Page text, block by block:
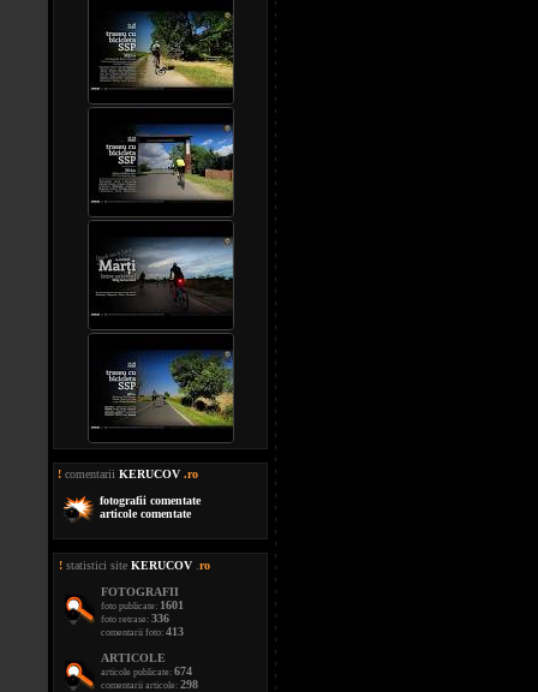
! comentarii KERUCOV .ro
fotografii comentate
articole comentate
! statistici site KERUCOV ro
FOTOGRAFII
foto publicate: 1601
foto retrase: 336
comentarii foto: 413
ARTICOLE
articole publicate: 674
comentarii articole: 298